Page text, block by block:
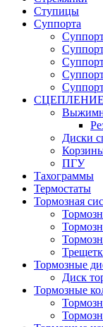
Ступицы
Суппорта
СЦЕПЛЕНИЕ
Диски
ПГУ
Тахограммы
Термостаты
Тормозная
Тормозные
Диск
Тормозные